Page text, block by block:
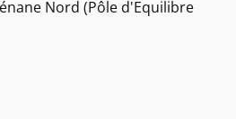
Nord (Pôle d'Equilibre